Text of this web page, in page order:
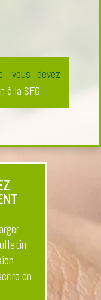
vous devez
à la SFG.
en